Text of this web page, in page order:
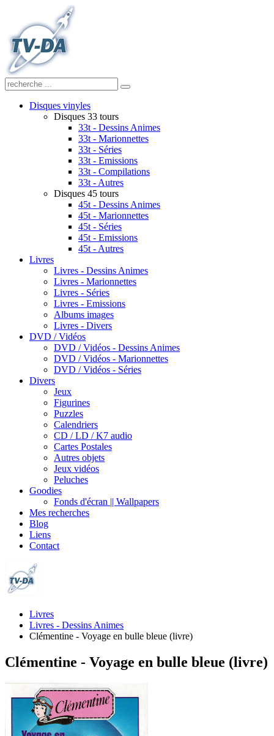
Disques vinyles
Disques 33 tours
33t - Dessins Animes
33t - Marionnettes
33t - Séries
33t - Emissions
33t - Compilations
33t - Autres
Disques 45 tours
45t - Dessins Animes
45t - Marionnettes
45t - Séries
45t - Emissions
45t - Autres
Livres
Livres - Dessins Animes
Livres - Marionnettes
Livres - Séries
Livres - Emissions
Albums images
Livres - Divers
DVD / Vidéos
DVD / Vidéos - Dessins Animes
DVD / Vidéos - Marionnettes
DVD / Vidéos - Séries
Divers
Jeux
Figurines
Puzzles
Calendriers
CD / LD / K7 audio
Cartes Postales
Autres objets
Jeux vidéos
Peluches
Goodies
Fonds d'écran || Wallpapers
Mes recherches
Blog
Liens
Contact
Livres
Livres - Dessins Animes
Clémentine - Voyage en bulle bleue (livre)
Clémentine - Voyage en bulle bleue (livre)